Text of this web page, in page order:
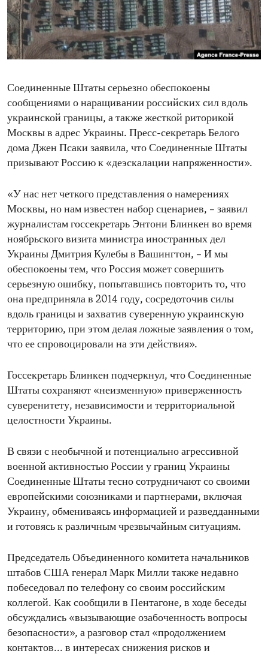
ENVIRONMENT AND HEALTH
IDEALS AND INSTITUTIONS
Соединенные Штаты серьезно обеспокоены
сообщениями о наращивании российских сил вдоль
украинской границы, а также жесткой риторикой
Москвы в адрес Украины. Пресс-секретарь Белого
дома Джен Псаки заявила, что Соединенные Штаты
призывают Россию к «деэскалации напряженности».
«У нас нет четкого представления о намерениях
Москвы, но нам известен набор сценариев, – заявил
журналистам госсекретарь Энтони Блинкен во время
ноябрьского визита министра иностранных дел
Украины Дмитрия Кулебы в Вашингтон, – И мы
обеспокоены тем, что Россия может совершить
серьезную ошибку, попытавшись повторить то, что
она предприняла в 2014 году, сосредоточив силы
вдоль границы и захватив суверенную украинскую
территорию, при этом делая ложные заявления о том,
что ее спровоцировали на эти действия».
Госсекретарь Блинкен подчеркнул, что Соединенные
Штаты сохраняют «неизменную» приверженность
суверенитету, независимости и территориальной
целостности Украины.
В связи с необычной и потенциально агрессивной
военной активностью России у границ Украины
Соединенные Штаты тесно сотрудничают со своими
европейскими союзниками и партнерами, включая
Украину, обмениваясь информацией и разведданными
и готовясь к различным чрезвычайным ситуациям.
Председатель Объединенного комитета начальников
штабов США генерал Марк Милли также недавно
побеседовал по телефону со своим российским
коллегой. Как сообщили в Пентагоне, в ходе беседы
обсуждались «вызывающие озабоченность вопросы
безопасности», а разговор стал «продолжением
контактов... в интересах снижения рисков и